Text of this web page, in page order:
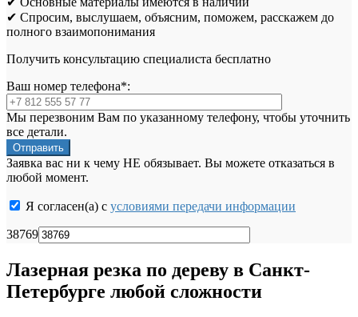
✔ Спросим, выслушаем, объясним, поможем, расскажем до
полного взаимопонимания
Получить консультацию специалиста бесплатно
Ваш номер телефона*:
Мы перезвоним Вам по указанному телефону, чтобы уточнить
все детали.
Заявка вас ни к чему НЕ обязывает. Вы можете отказаться в
любой момент.
Я согласен(а) с условиями передачи информации
38769
Лазерная резка по дереву в Санкт-
Петербурге любой сложности